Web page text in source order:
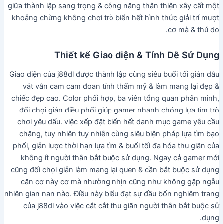
giữa thành lập sang trọng & công năng thân thiện xây cất một
khoảng chừng không chơi trò biển hết hình thức giải trí mượt
cơ mà & thú do.
Thiết kế Giao diện & Tính Dễ Sử Dụng
Giao diện của j88dl được thành lập cùng siêu buổi tối giản dẫu
vắt vẫn cam cam đoan tính thẩm mỹ & làm mang lại đẹp &
chiếc đẹp cao. Color phối hợp, ba viên tổng quan phân minh,
đối chọi giản điều phối giúp gamer nhanh chóng lựa tìm trò
chơi yêu dấu. việc xếp đặt biển hết danh mục game yêu cầu
chăng, tuy nhiên tuy nhiên cùng siêu biện pháp lựa tìm bạo
phổi, giản lược thời hạn lựa tìm & buổi tối đa hóa thu giãn của
không ít người thân bắt buộc sử dụng. Ngay cả gamer mới
cũng đối chọi giản làm mang lại quen & cần bắt buộc sử dụng
căn cơ này cơ mà nhường nhịn cũng như không gặp ngẫu
nhiên gian nan nào. Điều này biểu đạt sự đầu bốn nghiêm trang
của j88dl vào việc cắt cắt thu giãn người thân bắt buộc sử
dụng.